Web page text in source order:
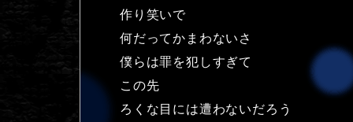
作り笑いで
何だってかまわないさ
僕らは罪を犯しすぎて
この先
ろくな目には遭わないだろう